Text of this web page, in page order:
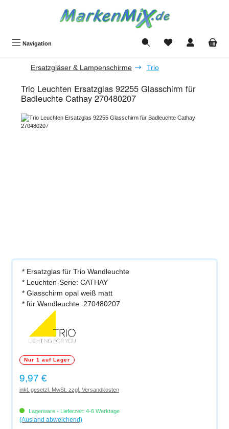
Navigation Du hast 0 Produkte
Ersatzgläser & Lampenschirme Trio
Trio Leuchten Ersatzglas 92255 Glasschirm für
Badleuchte Cathay 270480207
Bildergalerie überspringen
* Ersatzglas für Trio Wandleuchte
* Leuchten-Serie: CATHAY
* Glasschirm opal weiß matt
* für Wandleuchte: 270480207
Nur 1 auf Lager
Regulärer Preis:
9,97 €
inkl. gesetzl. MwSt. zzgl. Versandkosten
Lagerware - Lieferzeit: 4-6 Werktage
(Ausland abweichend)